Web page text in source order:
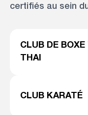
certifiés au sein
CLUB DE
THAI
CLUB KARATÉ